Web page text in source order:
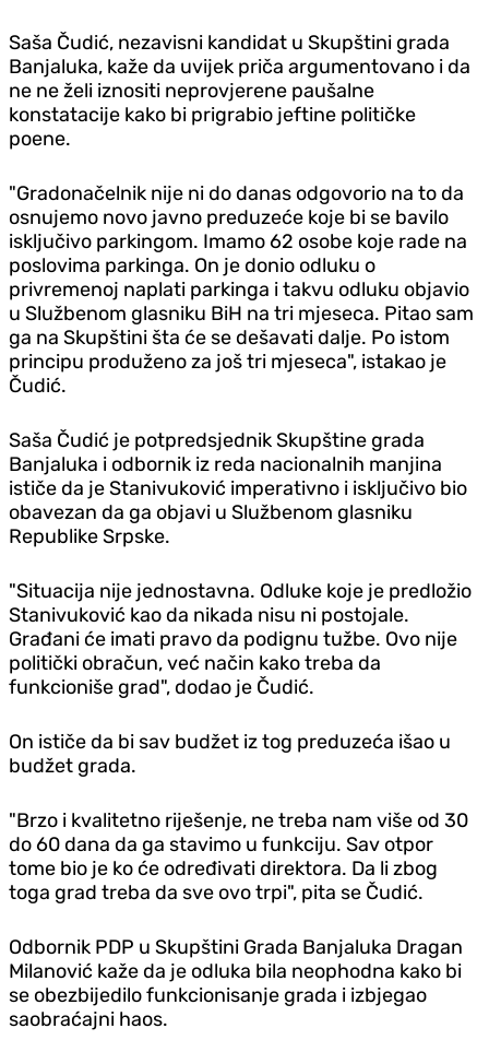
Saša Čudić, nezavisni kandidat u Skupštini grada
Banjaluka, kaže da uvijek priča argumentovano i da
ne ne želi iznositi neprovjerene paušalne
konstatacije kako bi prigrabio jeftine političke
poene.
"Gradonačelnik nije ni do danas odgovorio na to da
osnujemo novo javno preduzeće koje bi se bavilo
isključivo parkingom. Imamo 62 osobe koje rade na
poslovima parkinga. On je donio odluku o
privremenoj naplati parkinga i takvu odluku objavio
u Službenom glasniku BiH na tri mjeseca. Pitao sam
ga na Skupštini šta će se dešavati dalje. Po istom
principu produženo za još tri mjeseca", istakao je
Čudić.
Saša Čudić je potpredsjednik Skupštine grada
Banjaluka i odbornik iz reda nacionalnih manjina
ističe da je Stanivuković imperativno i isključivo bio
obavezan da ga objavi u Službenom glasniku
Republike Srpske.
"Situacija nije jednostavna. Odluke koje je predložio
Stanivuković kao da nikada nisu ni postojale.
Građani će imati pravo da podignu tužbe. Ovo nije
politički obračun, već način kako treba da
funkcioniše grad", dodao je Čudić.
On ističe da bi sav budžet iz tog preduzeća išao u
budžet grada.
"Brzo i kvalitetno riješenje, ne treba nam više od 30
do 60 dana da ga stavimo u funkciju. Sav otpor
tome bio je ko će određivati direktora. Da li zbog
toga grad treba da sve ovo trpi", pita se Čudić.
Odbornik PDP u Skupštini Grada Banjaluka Dragan
Milanović kaže da je odluka bila neophodna kako bi
se obezbijedilo funkcionisanje grada i izbjegao
saobraćajni haos.